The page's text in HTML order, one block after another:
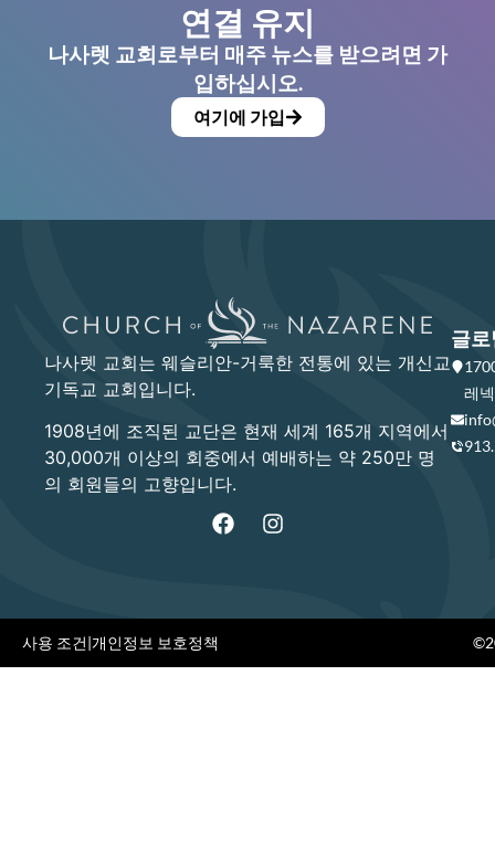
연결 유지
나사렛 교회로부터 매주 뉴스를 받으려면 가
입하십시오.
여기에 가입
나사렛 교회는 웨슬리안-거룩한 전통에 있는 개신교
기독교 교회입니다.
1908년에 조직된 교단은 현재 세계 165개 지역에서
30,000개 이상의 회중에서 예배하는 약 250만 명
의 회원들의 고향입니다.
글로
레
사용 조건|개인정보 보호정책